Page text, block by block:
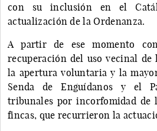
con su inclusión en el
actualización de la Ordenanza.
A partir de ese momento
recuperación del uso vecinal de
la apertura voluntaria y la
Senda de Enguídanos y el
tribunales por incorfomidad de
fincas, que recurrieron la